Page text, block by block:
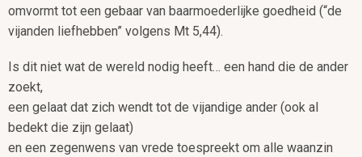
omvormt tot een gebaar van baarmoederlijke goedheid (“de
vijanden liefhebben” volgens Mt 5,44).
Is dit niet wat de wereld nodig heeft… een hand die de ander
zoekt,
een gelaat dat zich wendt tot de vijandige ander (ook al
bedekt die zijn gelaat)
en een zegenwens van vrede toespreekt om alle waanzin